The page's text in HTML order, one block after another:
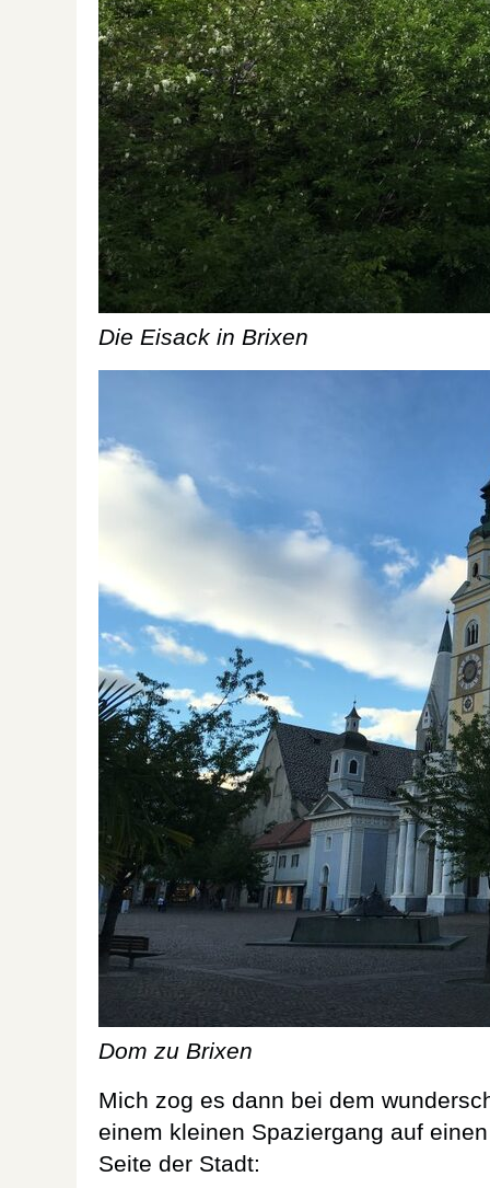
Die Eisack in Brixen
Dom zu Brixen
Mich zog es dann bei dem
einem kleinen Spaziergang auf
Seite der Stadt: